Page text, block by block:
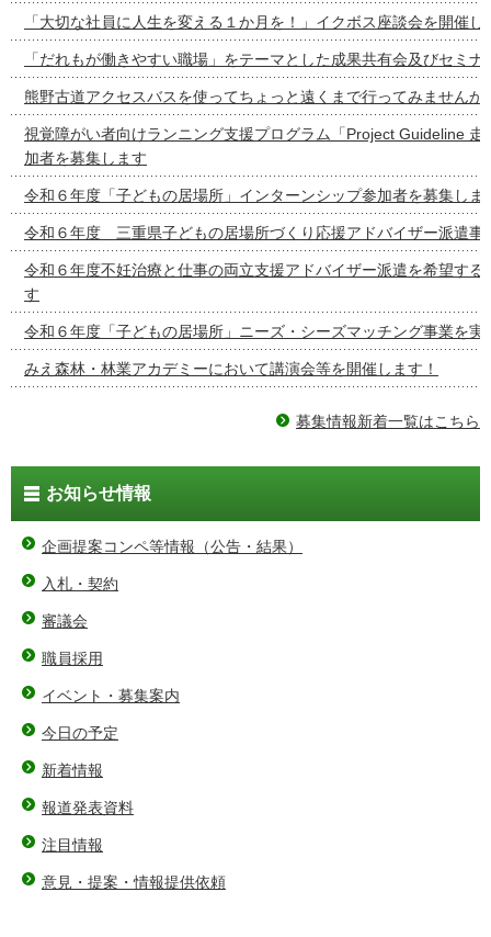
「大切な社員に人生を変える１か月を！」イクボス座談会を開催し
「だれもが働きやすい職場」をテーマとした成果共有会及びセミ
熊野古道アクセスバスを使ってちょっと遠くまで行ってみませんか
視覚障がい者向けランニング支援プログラム「Project Guideline 走
加者を募集します
令和６年度「子どもの居場所」インターンシップ参加者を募集しま
令和６年度 三重県子どもの居場所づくり応援アドバイザー派遣事
令和６年度不妊治療と仕事の両立支援アドバイザー派遣を希望する
す
令和６年度「子どもの居場所」ニーズ・シーズマッチング事業を実
みえ森林・林業アカデミーにおいて講演会等を開催します！
募集情報新着一覧はこちら
お知らせ情報
企画提案コンペ等情報（公告・結果）
入札・契約
審議会
職員採用
イベント・募集案内
今日の予定
新着情報
報道発表資料
注目情報
意見・提案・情報提供依頼